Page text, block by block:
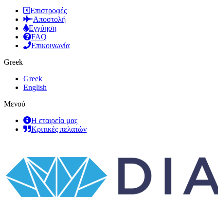
Επιστροφές
Αποστολή
Εγγύηση
FAQ
Επικοινωνία
Greek
Greek
English
Μενού
Η εταιρεία μας
Κριτικές πελατών